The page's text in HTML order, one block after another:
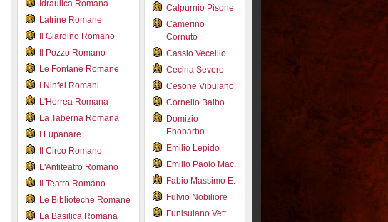
Idraulica Romana
Latrine Romane
Il Giardino Romano
Il Pozzo Romano
Le Fontane Romane
I Ninfei Romani
L'Horrea Romana
La Taberna Romana
I Lupanare
Il Circo Romano
L'Anfiteatro Romano
Il Teatro Romano
Le Biblioteche Romane
La Basilica Romana
Calpurnio Pisone
Camerino
Cornuto
Cassio Vecellio
Cecina Severo
Cesone Vibulano
Cornelio Balbo
Domizio
Enobarbo
Emilio Lepido
Emilio Paolo Mac.
Fabio Massimo E.
Fulvio Nobiliore
Funisulano Vett.